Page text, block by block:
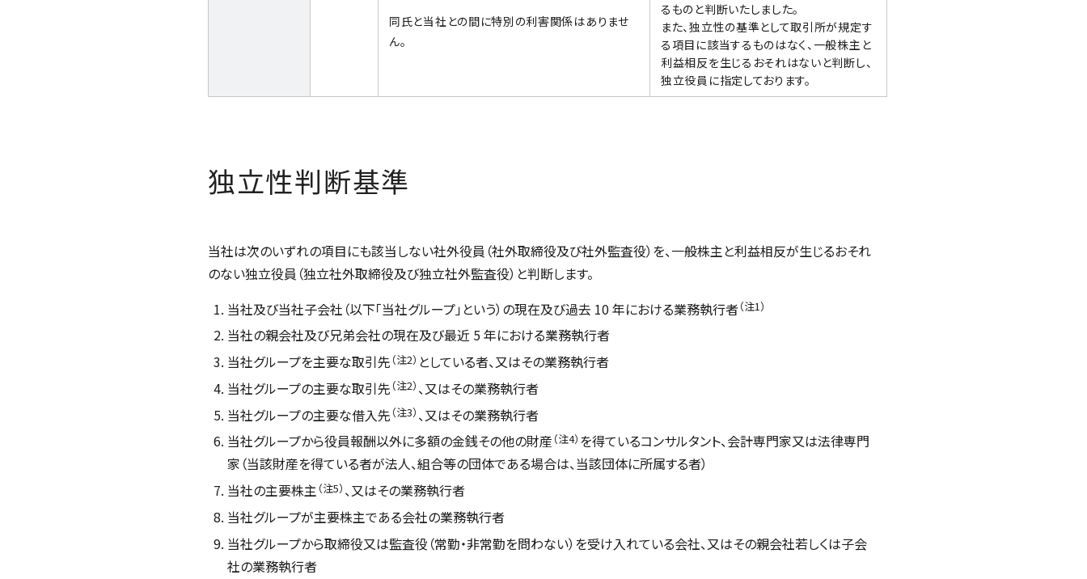
同氏と当社との間に特別の利害関係はありませ
ん。
るものと判断いたしました。
また、独立性の基準として取引所が規定す
る項目に該当するものはなく、一般株主と
利益相反を生じるおそれはないと判断し、
独立役員に指定しております。
独立性判断基準
当社は次のいずれの項目にも該当しない社外役員（社外取締役及び社外監査役）を、一般株主と利益相反が生じるおそれ
のない独立役員（独立社外取締役及び独立社外監査役）と判断します。
当社及び当社子会社（以下「当社グループ」という）の現在及び過去 10 年における業務執行者 （注1）
当社の親会社及び兄弟会社の現在及び最近 5 年における業務執行者
当社グループを主要な取引先 （注2） としている者、又はその業務執行者
当社グループの主要な取引先 （注2） 、又はその業務執行者
当社グループの主要な借入先 （注3） 、又はその業務執行者
当社グループから役員報酬以外に多額の金銭その他の財産 （注4） を得ているコンサルタント、会計専門家又は法律専門
家（当該財産を得ている者が法人、組合等の団体である場合は、当該団体に所属する者）
当社の主要株主 （注5） 、又はその業務執行者
当社グループが主要株主である会社の業務執行者
当社グループから取締役又は監査役（常勤・非常勤を問わない）を受け入れている会社、又はその親会社若しくは子会
社の業務執行者